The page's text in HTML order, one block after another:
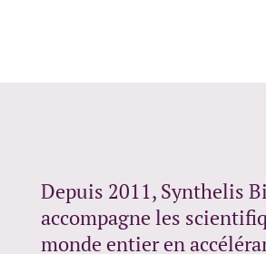
Depuis 2011, Synthelis
accompagne les
monde entier en